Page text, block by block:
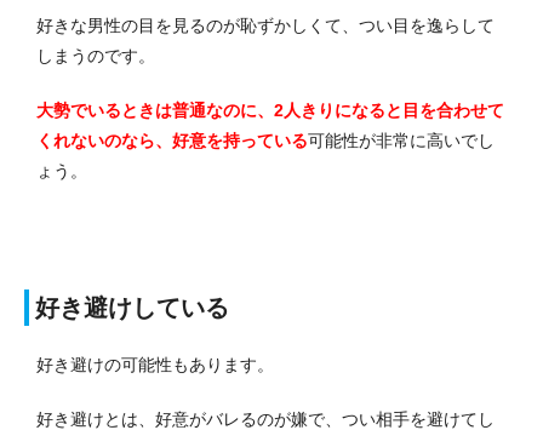
好きな男性の目を見るのが恥ずかしくて、つい目を逸らして
しまうのです。
大勢でいるときは普通なのに、2人きりになると目を合わせて
くれないのなら、好意を持っている可能性が非常に高いでし
ょう。
好き避けしている
好き避けの可能性もあります。
好き避けとは、好意がバレるのが嫌で、つい相手を避けてし